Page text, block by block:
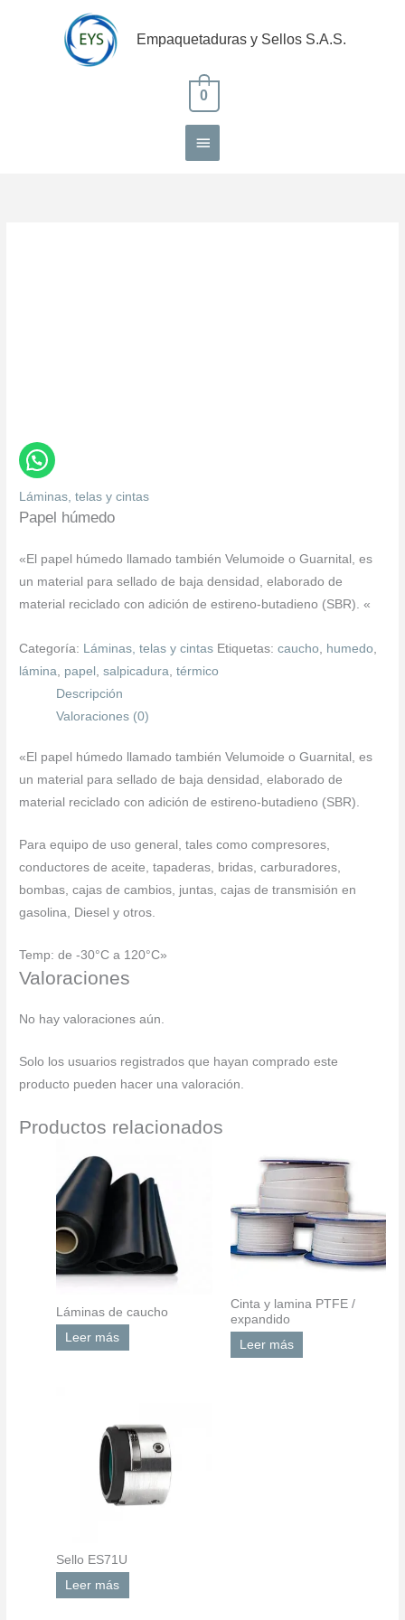
Empaquetaduras y Sellos S.A.S.
0
Láminas, telas y cintas
Papel húmedo
«El papel húmedo llamado también Velumoide o Guarnital, es
un material para sellado de baja densidad, elaborado de
material reciclado con adición de estireno-butadieno (SBR). «
Categoría: Láminas, telas y cintas Etiquetas:caucho humedo
lámina
papel ,salpicadura ,térmico
Descripción
Valoraciones (0)
«El papel húmedo llamado también Velumoide o Guarnital, es
un material para sellado de baja densidad, elaborado de
material reciclado con adición de estireno-butadieno (SBR).
Para equipo de uso general, tales como compresores,
conductores de aceite, tapaderas, bridas, carburadores,
bombas, cajas de cambios, juntas, cajas de transmisión en
gasolina, Diesel y otros.
Temp: de -30°C a 120°C»
Valoraciones
No hay valoraciones aún.
Solo los usuarios registrados que hayan comprado este
producto pueden hacer una valoración.
Productos relacionados
Láminas de caucho
Leer más
Cinta y lamina PTFE /
expandido
Leer más
Sello ES71U
Leer más